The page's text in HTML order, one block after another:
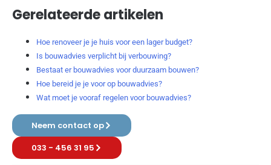
Gerelateerde artikelen
Hoe renoveer je je huis voor een lager budget?
Is bouwadvies verplicht bij verbouwing?
Bestaat er bouwadvies voor duurzaam bouwen?
Hoe bereid je je voor op bouwadvies?
Wat moet je vooraf regelen voor bouwadvies?
Neem contact op
033 - 456 31 95